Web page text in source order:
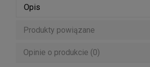
Opis
Produkty powiązane
Opinie o produkcie (0)